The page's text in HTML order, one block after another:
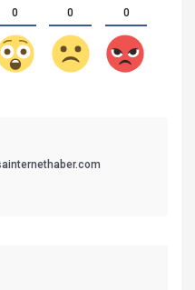
0 0 0